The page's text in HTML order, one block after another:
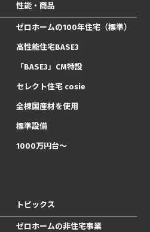
性能・商品
ゼロホームの100年住宅（標準）
高性能住宅BASE3
「BASE3」CM特設
セレクト住宅 cosie
全棟国産材を使用
標準設備
1000万円台〜
トピックス
ゼロホームの非住宅事業